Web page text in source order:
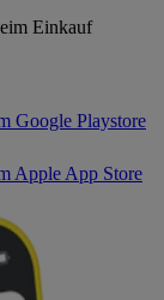
Einkauf
Google Playstore
Apple App Store